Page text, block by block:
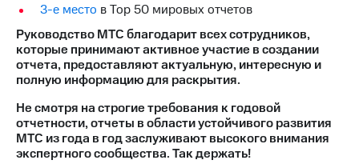
секретарь
Раскрытие
информации
Информация
акционерам
Документы
ПАО
"МТС"
Собрания
акционеров
3-е место в Top 50 мировых отчетов
Руководство МТС благодарит всех сотрудников,
которые принимают активное участие в создании
отчета, предоставляют актуальную, интересную и
полную информацию для раскрытия.
Не смотря на строгие требования к годовой
отчетности, отчеты в области устойчивого развития
МТС из года в год заслуживают высокого внимания
экспертного сообщества. Так держать!